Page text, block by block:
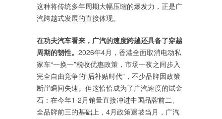
这种将传统多年周期大幅压缩的爆发力，正是广
汽跨越式发展的直接体现。
在功夫汽车看来，广汽的速度跨越还具备了穿越
周期的韧性。 2026年4月，香港全面取消电动私
家车“一换一”税收优惠政策，市场一夜之间步入
完全自由竞争的“后补贴时代”，不少品牌因政策
断崖瞬间失速。但这恰恰成为了广汽速度的试金
石：在今年1-2月销量直接冲进中国品牌前二、
全品牌前三的基础上，4月政策退坡当月，广汽